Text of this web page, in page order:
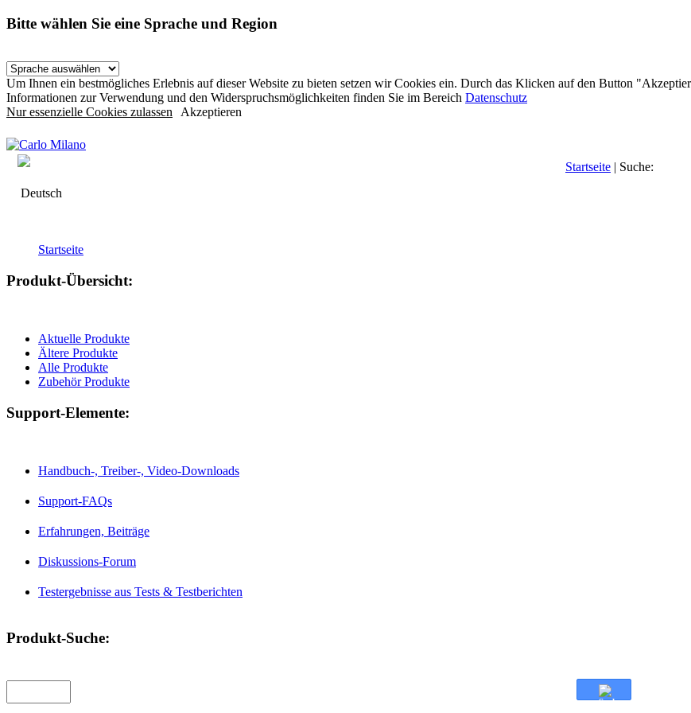
Bitte wählen Sie eine Sprache und Region
Um Ihnen ein bestmögliches Erlebnis auf dieser Website zu bieten setzen wir Cookies ein. Durch das Klicken auf den Button
Informationen zur Verwendung und den Widerspruchsmöglichkeiten finden Sie im Bereich Datenschutz
Nur essenzielle Cookies zulassen Akzeptieren
Deutsch
Startseite | Suche:
Startseite
Produkt-Übersicht:
Aktuelle Produkte
Ältere Produkte
Alle Produkte
Zubehör Produkte
Support-Elemente:
Handbuch-, Treiber-, Video-Downloads
Support-FAQs
Erfahrungen, Beiträge
Diskussions-Forum
Testergebnisse aus Tests & Testberichten
Produkt-Suche: